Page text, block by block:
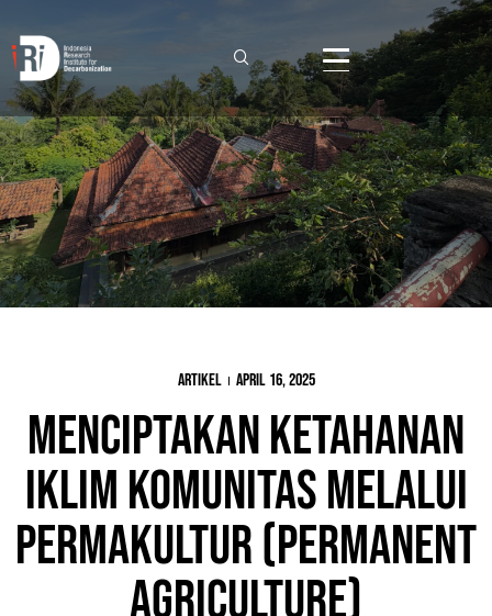
Artikel April 16, 2025
Menciptakan Ketahanan
Iklim Komunitas melalui
Permakultur (Permanent
Agriculture)